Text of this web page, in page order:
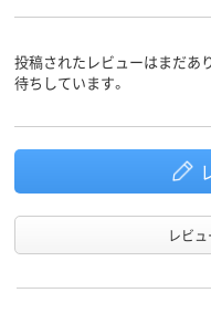
投稿されたレビューはまだあ
待ちしています。
レビ